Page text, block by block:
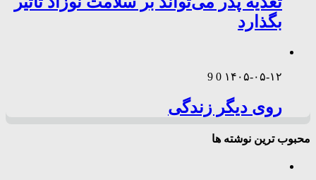
بگذارد
۱۴۰۵-۰۵-۱۲ 0
9
روی دیگر زندگی
محبوب ترین نوشته ها